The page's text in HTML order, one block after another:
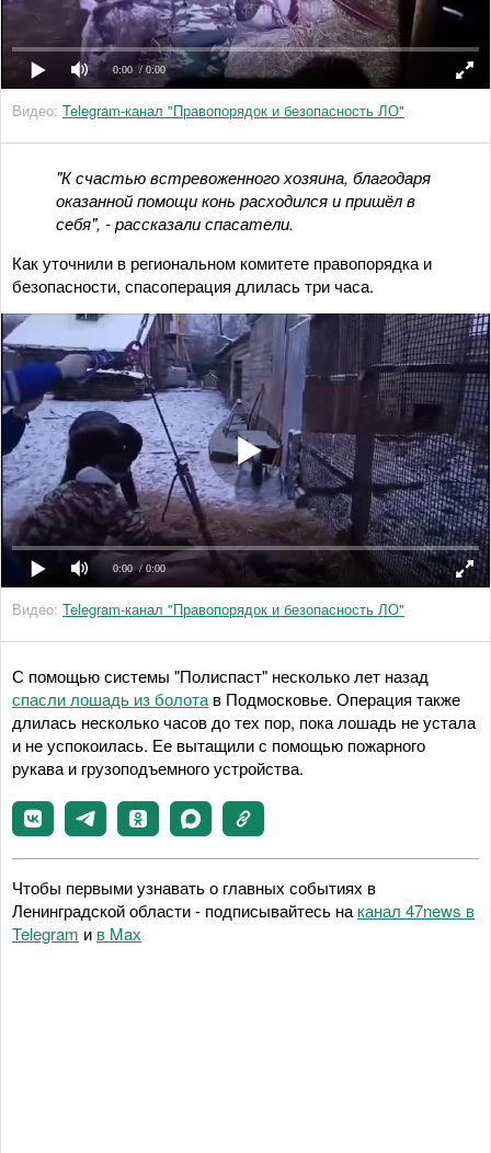
0:00 / 0:00
Видео: Telegram-канал "Правопорядок и безопасность ЛО"
"К счастью встревоженного хозяина, благодаря
оказанной помощи конь расходился и пришёл в
себя", - рассказали спасатели.
Как уточнили в региональном комитете правопорядка и
безопасности, спасоперация длилась три часа.
0:00 / 0:00
Видео: Telegram-канал "Правопорядок и безопасность ЛО"
С помощью системы "Полиспаст" несколько лет назад
спасли лошадь из болотав Подмосковье. Операция также
длилась несколько часов до тех пор, пока лошадь не устала
и не успокоилась. Ее вытащили с помощью пожарного
рукава и грузоподъемного устройства.
Чтобы первыми узнавать о главных событиях в
Ленинградской области - подписывайтесь наканал 47news в
Telegram и в Maх